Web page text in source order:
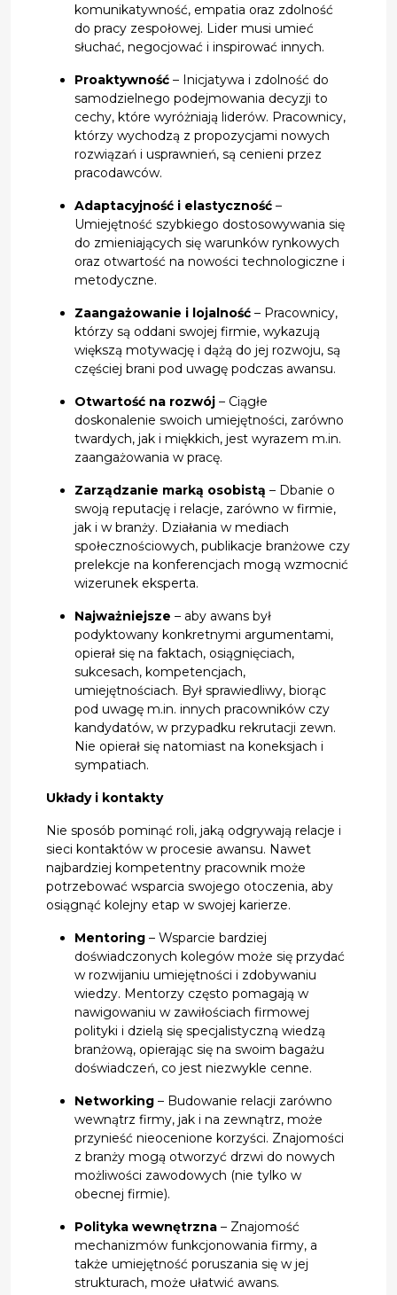
komunikatywność, empatia oraz zdolność
do pracy zespołowej. Lider musi umieć
słuchać, negocjować i inspirować innych.
Proaktywność – Inicjatywa i zdolność do
samodzielnego podejmowania decyzji to
cechy, które wyróżniają liderów. Pracownicy,
którzy wychodzą z propozycjami nowych
rozwiązań i usprawnień, są cenieni przez
pracodawców.
Adaptacyjność i elastyczność –
Umiejętność szybkiego dostosowywania się
do zmieniających się warunków rynkowych
oraz otwartość na nowości technologiczne i
metodyczne.
Zaangażowanie i lojalność – Pracownicy,
którzy są oddani swojej firmie, wykazują
większą motywację i dążą do jej rozwoju, są
częściej brani pod uwagę podczas awansu.
Otwartość na rozwój – Ciągłe
doskonalenie swoich umiejętności, zarówno
twardych, jak i miękkich, jest wyrazem m.in.
zaangażowania w pracę.
Zarządzanie marką osobistą – Dbanie o
swoją reputację i relacje, zarówno w firmie,
jak i w branży. Działania w mediach
społecznościowych, publikacje branżowe czy
prelekcje na konferencjach mogą wzmocnić
wizerunek eksperta.
Najważniejsze – aby awans był
podyktowany konkretnymi argumentami,
opierał się na faktach, osiągnięciach,
sukcesach, kompetencjach,
umiejętnościach. Był sprawiedliwy, biorąc
pod uwagę m.in. innych pracowników czy
kandydatów, w przypadku rekrutacji zewn.
Nie opierał się natomiast na koneksjach i
sympatiach.
Układy i kontakty
Nie sposób pominąć roli, jaką odgrywają relacje i
sieci kontaktów w procesie awansu. Nawet
najbardziej kompetentny pracownik może
potrzebować wsparcia swojego otoczenia, aby
osiągnąć kolejny etap w swojej karierze.
Mentoring – Wsparcie bardziej
doświadczonych kolegów może się przydać
w rozwijaniu umiejętności i zdobywaniu
wiedzy. Mentorzy często pomagają w
nawigowaniu w zawiłościach firmowej
polityki i dzielą się specjalistyczną wiedzą
branżową, opierając się na swoim bagażu
doświadczeń, co jest niezwykle cenne.
Networking – Budowanie relacji zarówno
wewnątrz firmy, jak i na zewnątrz, może
przynieść nieocenione korzyści. Znajomości
z branży mogą otworzyć drzwi do nowych
możliwości zawodowych (nie tylko w
obecnej firmie).
Polityka wewnętrzna – Znajomość
mechanizmów funkcjonowania firmy, a
także umiejętność poruszania się w jej
strukturach, może ułatwić awans.